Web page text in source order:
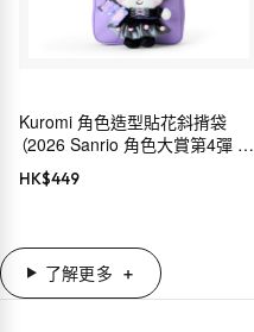
Kuromi 角色造型貼花斜揹袋
（2026 Sanrio 角色大賞第4彈 穿
搭系列）
HK$449
了解更多